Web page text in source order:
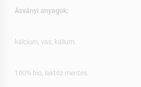
Ásványi anyagok:
kálcium, vas, kálium.
100% bio, laktóz mentes.